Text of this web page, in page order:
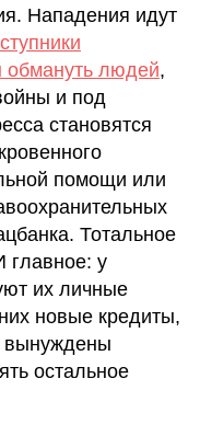
Нападения идут
людей,
и под
становятся
помощи или
Тотальное
главное: у
их личные
новые кредиты,
вынуждены
остальное